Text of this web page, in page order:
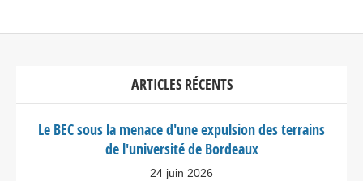
ARTICLES RÉCENTS
Le BEC sous la menace d'une expulsion des terrains
de l'université de Bordeaux
24 juin 2026